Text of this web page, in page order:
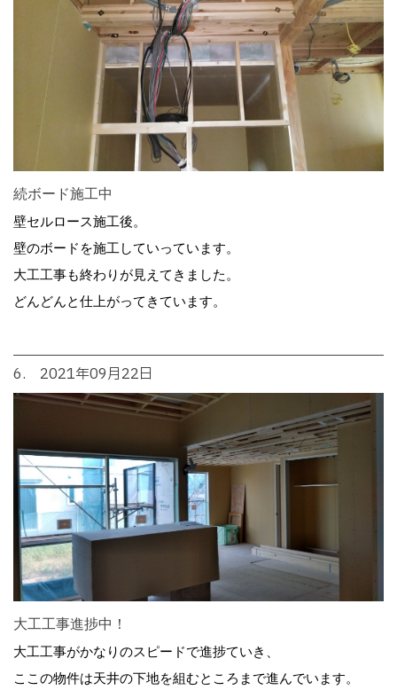
続ボード施工中
壁セルロース施工後。
壁のボードを施工していっています。
大工工事も終わりが見えてきました。
どんどんと仕上がってきています。
6. 2021年09月22日
大工工事進捗中！
大工工事がかなりのスピードで進捗ていき、
ここの物件は天井の下地を組むところまで進んでいます。